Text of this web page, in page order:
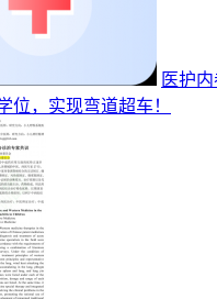
医护
位，实现弯道超车！